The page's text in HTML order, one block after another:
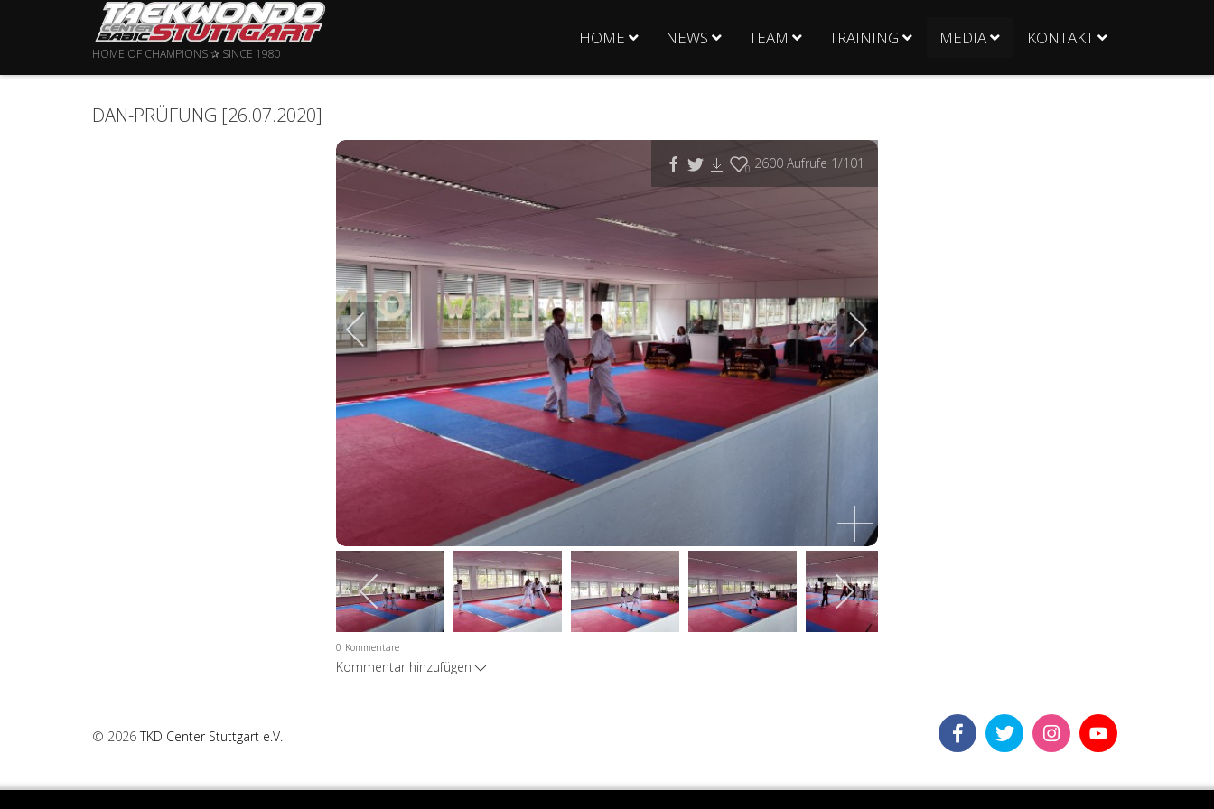
HOME OF CHAMPIONS ✰ SINCE 1980
HOME NEWS TEAM TRAINING MEDIA KONTAKT
DAN-PRÜFUNG [26.07.2020]
0 2600 Aufrufe 1/101
0 Kommentare |
Kommentar hinzufügen
© 2026TKD Center Stuttgart e.V.